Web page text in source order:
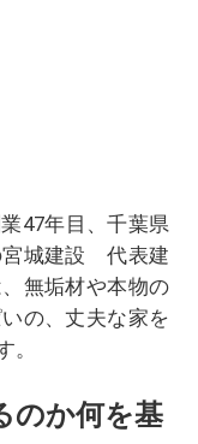
47年目、千葉県
宮城建設 代表建
無垢材や本物の
の、丈夫な家を
。
のか何を基